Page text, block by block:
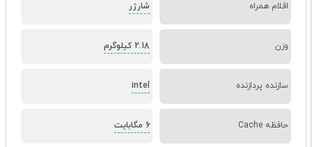
اقلام همراه شارژر
وزن 2.18 کیلوگرم
سازنده پردازنده intel
حافظه Cache 6 مگابایت